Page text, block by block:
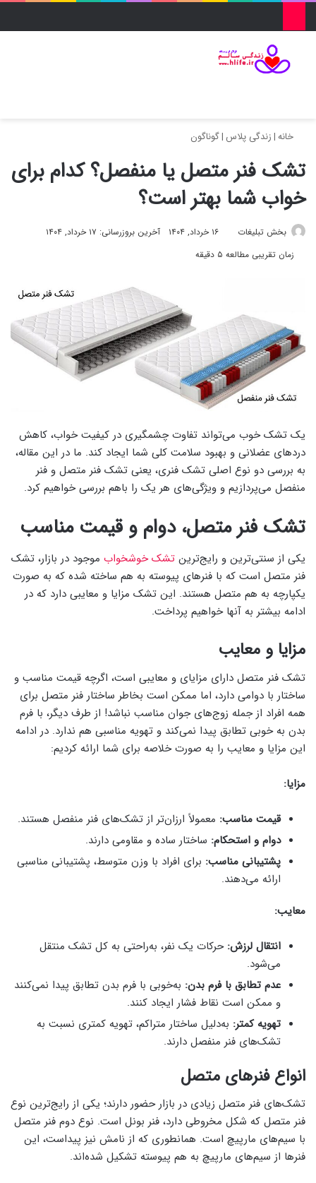
خانه|زندگی پلاس |گوناگون
تشک فنر متصل یا منفصل؟ کدام برای
خواب شما بهتر است؟
بخش تبلیغات ۱۶ خرداد, ۱۴۰۴
آخرین بروزرسانی: ۱۷ خرداد, ۱۴۰۴
زمان تقریبی مطالعه ۵ دقیقه
یک تشک خوب می‌تواند تفاوت چشمگیری در کیفیت خواب، کاهش
دردهای عضلانی و بهبود سلامت کلی شما ایجاد کند. ما در این مقاله،
به بررسی دو نوع اصلی تشک فنری، یعنی تشک فنر متصل و فنر
منفصل می‌پردازیم و ویژگی‌های هر یک را باهم بررسی خواهیم کرد.
تشک فنر متصل، دوام و قیمت مناسب
یکی از سنتی‌ترین و رایج‌ترین تشک‌ خوشخواب موجود در بازار، تشک
فنر متصل است که با فنرهای پیوسته به هم ساخته شده که به صورت
یکپارچه به هم متصل هستند. این تشک مزایا و معایبی دارد که در
ادامه بیشتر به آنها خواهیم پرداخت.
مزایا و معایب
تشک فنر متصل دارای مزایای و معایبی است، اگرچه قیمت مناسب و
ساختار با دوامی دارد، اما ممکن است بخاطر ساختار فنر متصل برای
همه افراد از جمله زوج‌های جوان مناسب نباشد! از طرف دیگر، با فرم
بدن به خوبی تطابق پیدا نمی‌کند و تهویه مناسبی هم ندارد. در ادامه
این مزایا و معایب را به صورت خلاصه برای شما ارائه کردیم:
مزایا:
قیمت مناسب: معمولاً ارزان‌تر از تشک‌های فنر منفصل هستند.
دوام و استحکام: ساختار ساده و مقاومی دارند.
پشتیبانی مناسب: برای افراد با وزن متوسط، پشتیبانی مناسبی
ارائه می‌دهند.
معایب:
انتقال لرزش: حرکات یک نفر، به‌راحتی به کل تشک منتقل
می‌شود.
عدم تطابق با فرم بدن: به‌خوبی با فرم بدن تطابق پیدا نمی‌کنند
و ممکن است نقاط فشار ایجاد کنند.
تهویه کمتر: به‌دلیل ساختار متراکم، تهویه کمتری نسبت به
تشک‌های فنر منفصل دارند.
انواع فنرهای متصل
تشک‌های فنر متصل زیادی در بازار حضور دارند؛ یکی از رایج‌ترین نوع
فنر متصل که شکل مخروطی دارد، فنر بونل است. نوع دوم فنر متصل
با سیم‌های مارپیچ است. همانطوری که از نامش نیز پیداست، این
فنرها از سیم‌های مارپیچ به هم پیوسته تشکیل شده‌اند.